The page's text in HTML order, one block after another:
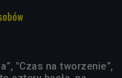
"Czas na tworzenie”,